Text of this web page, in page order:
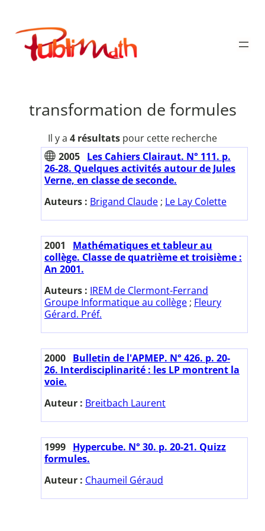
contenu
Publimath
transformation de formules
Il y a 4 résultats pour cette recherche
2005 Les Cahiers Clairaut. N° 111. p.
26-28. Quelques activités autour de Jules
Verne, en classe de seconde.
Auteurs : Brigand Claude ; Le Lay Colette
2001
Mathématiques et tableur au
collège. Classe de quatrième et troisième :
An 2001.
Auteurs : IREM de Clermont-Ferrand
Groupe Informatique au collège ; Fleury
Gérard. Préf.
2000 Bulletin de l'APMEP. N° 426. p. 20-
26. Interdisciplinarité : les LP montrent la
voie.
Auteur : Breitbach Laurent
1999 Hypercube. N° 30. p. 20-21. Quizz
formules.
Auteur : Chaumeil Géraud